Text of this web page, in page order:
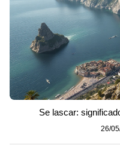
Se lascar:
26/